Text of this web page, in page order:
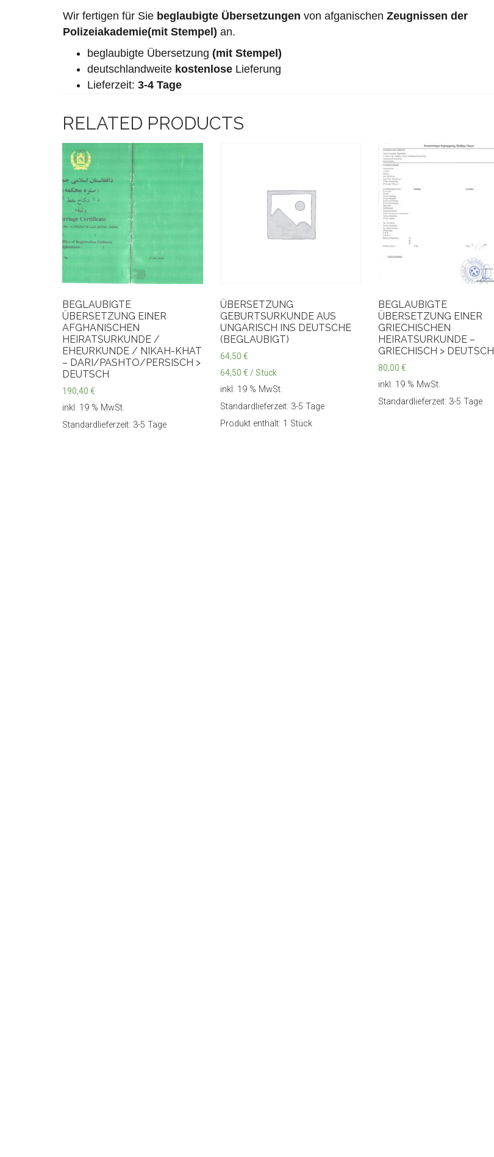
Wir fertigen für Sie beglaubigte Übersetzungen von afganischen Zeugnissen der
Polizeiakademie(mit Stempel) an.
beglaubigte Übersetzung (mit Stempel)
deutschlandweite kostenlose Lieferung
Lieferzeit: 3-4 Tage
RELATED PRODUCTS
BEGLAUBIGTE
ÜBERSETZUNG EINER
AFGHANISCHEN
HEIRATSURKUNDE /
EHEURKUNDE / NIKAH-KHAT
– DARI/PASHTO/PERSISCH >
DEUTSCH
190,40 €
inkl. 19 % MwSt.
Standardlieferzeit: 3-5 Tage
ÜBERSETZUNG
GEBURTSURKUNDE AUS
UNGARISCH INS DEUTSCHE
(BEGLAUBIGT)
64,50€
64,50€ /Stück
inkl. 19 % MwSt.
Standardlieferzeit: 3-5 Tage
Produkt enthält: 1 Stück
BEGLAUBIGTE
ÜBERSETZUNG EINER
GRIECHISCHEN
HEIRATSURKUNDE –
GRIECHISCH > DEUTSCH
80,00€
inkl. 19 % MwSt.
Standardlieferzeit: 3-5 Tage